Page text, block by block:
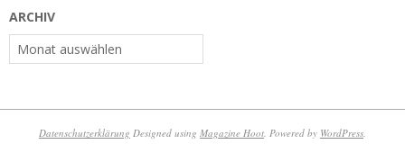
ARCHIV
Archiv
Datenschutzerklärung Designed using Magazine Hoot . Powered by WordPress